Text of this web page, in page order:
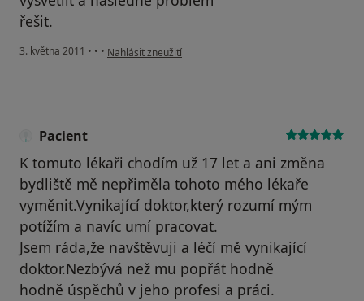
řešit.
3. května 2011 • • • podle názoru uživatele Pacient
Nahlásit zneužití
Pacient
K tomuto lékaři chodím už 17 let a ani změna
bydliště mě nepřiměla tohoto mého lékaře
vyměnit.Vynikající doktor,který rozumí mým
potížím a navíc umí pracovat.
Jsem ráda,že navštěvuji a léčí mě vynikající
doktor.Nezbývá než mu popřát hodně
hodně úspěchů v jeho profesi a práci.